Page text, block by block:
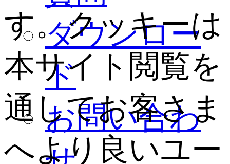
ダウンロー
ド
お問い合わ
す。クッキーは
本サイト閲覧を
通してお客さま
へより良いユー